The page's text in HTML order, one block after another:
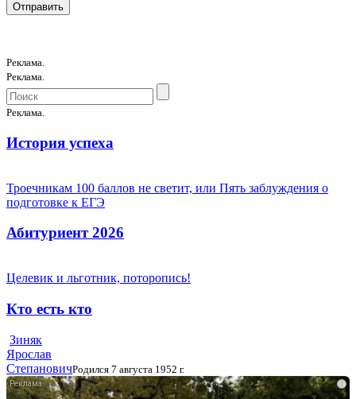
Реклама.
Реклама.
Реклама.
История успеха
Троечникам 100 баллов не светит, или Пять заблуждения о
подготовке к ЕГЭ
Абитуриент 2026
Целевик и льготник, поторопись!
Кто есть кто
Зиняк
Ярослав
СтепановичРодился 7 августа 1952 г.
i